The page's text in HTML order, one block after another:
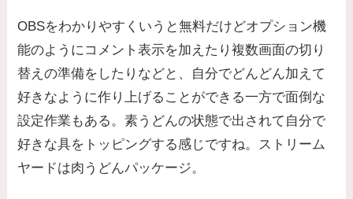
OBSをわかりやすくいうと無料だけどオプション機
能のようにコメント表示を加えたり複数画面の切り
替えの準備をしたりなどと、自分でどんどん加えて
好きなように作り上げることができる一方で面倒な
設定作業もある。素うどんの状態で出されて自分で
好きな具をトッピングする感じですね。ストリーム
ヤードは肉うどんパッケージ。